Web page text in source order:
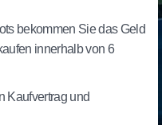
bekommen Sie das Geld
innerhalb von 6
Kaufvertrag und